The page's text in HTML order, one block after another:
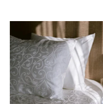
Hinnavahemik:
35,00 €
kuni
45,00 €